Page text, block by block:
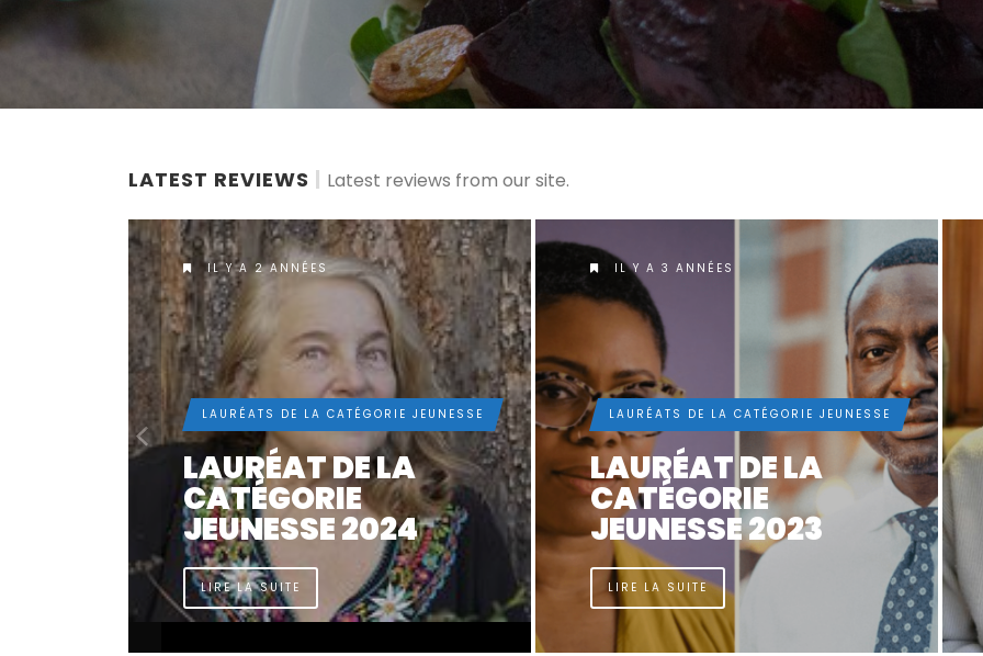
LATEST REVIEWS | Latest reviews from our site.
IL Y A 3 ANNÉES
LAURÉATS DE LA CATÉGORIE JEUNESSE
LAURÉAT DE LA
CATÉGORIE
JEUNESSE 2023
LIRE LA SUITE
IL Y A 4 ANNÉES
LAURÉATS DE LA CATÉGORIE JEUNESSE
LAURÉAT DE LA
CATÉGORIE
JEUNESSE 2022
LIRE LA SUITE